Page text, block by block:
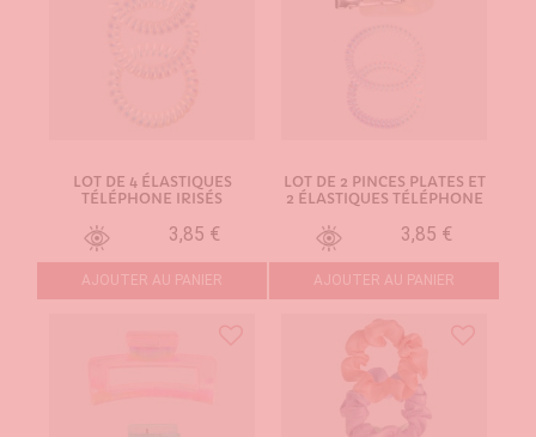
LOT DE 4 ÉLASTIQUES
TÉLÉPHONE IRISÉS
3,85 €
AJOUTER AU PANIER
LOT DE 2 PINCES PLATES ET
2 ÉLASTIQUES TÉLÉPHONE
3,85 €
AJOUTER AU PANIER